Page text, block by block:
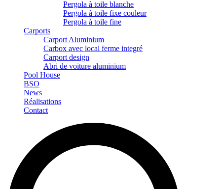
Pergola à toile blanche
Pergola à toile fixe couleur
Pergola à toile fine
Carports
Carport Aluminium
Carbox avec local ferme integré
Carport design
Abri de voiture aluminium
Pool House
BSO
News
Réalisations
Contact